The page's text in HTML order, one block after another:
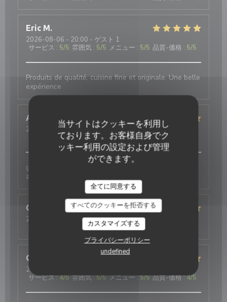
当サイトはクッキーを利用し
ております。お客様自身でク
ッキー利用の設定および管理
ができます。
全てに同意する
すべてのクッキーを拒否する
カスタマイズする
プライバシーポリシー
undefined
Eric M
2026-08-06 - 20:00 - ゲスト 1
サービス : 5/5 雰囲気 : 5/5 メニュー : 5/5 品質-価格 : 5/5
Produits de qualité, cuisine fine et originale. Une belle
expérience
Annie
2026-08-05- 12:30 - ゲスト 2
5/5 雰囲気 :5 /5 メニュー:5/5 品質-価格
galettes originales et délicieuses , bien
accompagnées par le cidre
Christelle
B
2026-07-25
- 20:15 - ゲスト 4
雰囲気:5/5 メニュー: /5
Guillaume
2026-08-04
サービス:4/5 雰囲気:5/5 メニュー:5/5 品質-価格:4/5